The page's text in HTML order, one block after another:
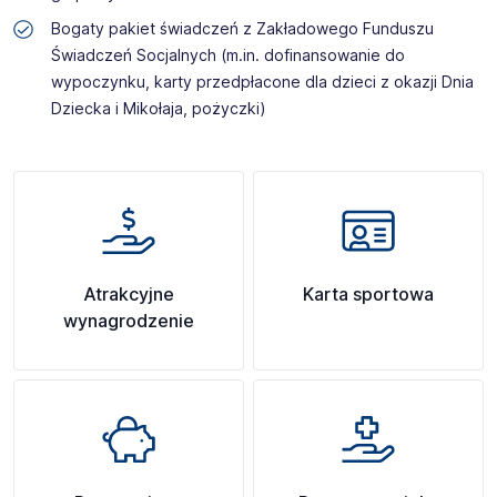
Bogaty pakiet świadczeń z Zakładowego Funduszu
Świadczeń Socjalnych (m.in. dofinansowanie do
wypoczynku, karty przedpłacone dla dzieci z okazji Dnia
Dziecka i Mikołaja, pożyczki)
Atrakcyjne
wynagrodzenie
Karta sportowa